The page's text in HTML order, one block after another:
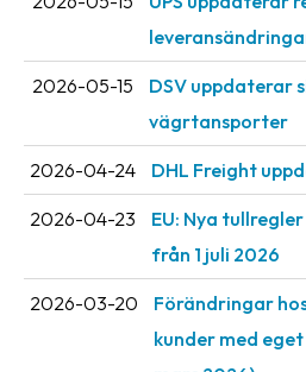
2026-05-15
DSV uppdaterar
vägrtansporter
2026-04-24 DHL Freight
2026-04-23
EU: Nya
från 1 juli 2026
2026-03-20
Förändringar
kunder med